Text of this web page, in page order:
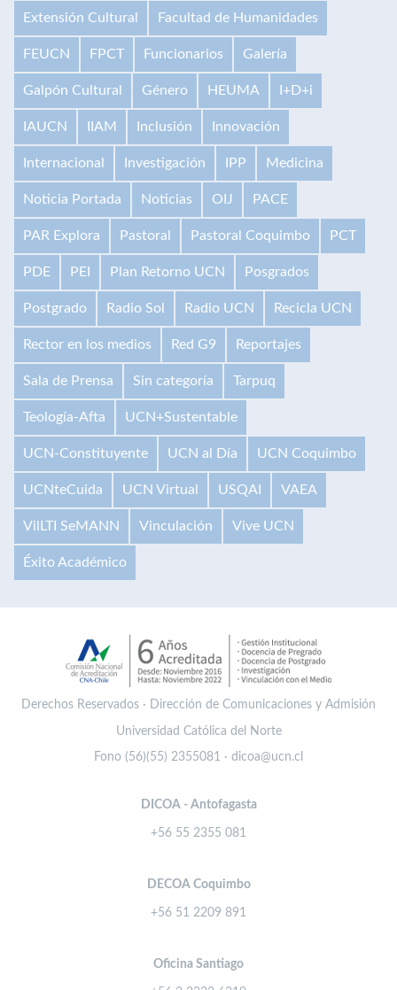
Extensión Cultural Facultad de Humanidades
FEUCN FPCT Funcionarios Galería
Galpón Cultural Género HEUMA I+D+i
IAUCN IIAM Inclusión Innovación
Internacional Investigación IPP Medicina
Noticia Portada Noticias OIJ PACE
PAR Explora Pastoral Pastoral Coquimbo PCT
PDE PEI Plan Retorno UCN Posgrados
Postgrado Radio Sol Radio UCN Recicla UCN
Rector en los medios Red G9 Reportajes
Sala de Prensa Sin categoría Tarpuq
Teología-Afta UCN+Sustentable
UCN-Constituyente UCN al Día UCN Coquimbo
UCNteCuida UCN Virtual USQAI VAEA
VilLTI SeMANN Vinculación Vive UCN
Éxito Académico
Derechos Reservados · Dirección de Comunicaciones y Admisión
Universidad Católica del Norte
Fono (56)(55) 2355081 · dicoa@ucn.cl
DICOA - Antofagasta
+56 55 2355 081
DECOA Coquimbo
+56 51 2209 891
Oficina Santiago